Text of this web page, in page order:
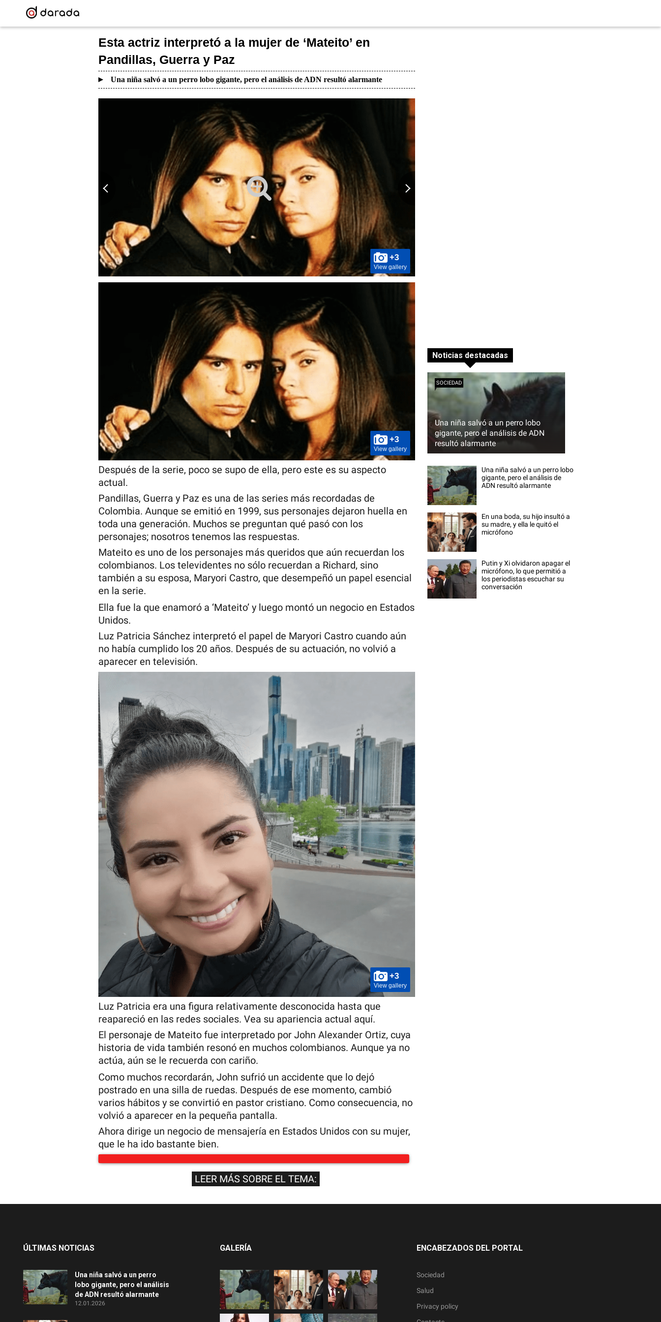
Esta actriz interpretó a la mujer de ‘Mateito’ en
Pandillas, Guerra y Paz
Una niña salvó a un perro lobo gigante, pero el análisis de ADN resultó alarmante
+3
View gallery
+3
View gallery
Después de la serie, poco se supo de ella, pero este es su aspecto
actual.
Pandillas, Guerra y Paz es una de las series más recordadas de
Colombia. Aunque se emitió en 1999, sus personajes dejaron huella en
toda una generación. Muchos se preguntan qué pasó con los
personajes; nosotros tenemos las respuestas.
Mateito es uno de los personajes más queridos que aún recuerdan los
colombianos. Los televidentes no sólo recuerdan a Richard, sino
también a su esposa, Maryori Castro, que desempeñó un papel esencial
en la serie.
Ella fue la que enamoró a ‘Mateito’ y luego montó un negocio en Estados
Unidos.
Luz Patricia Sánchez interpretó el papel de Maryori Castro cuando aún
no había cumplido los 20 años. Después de su actuación, no volvió a
aparecer en televisión.
+3
View gallery
Luz Patricia era una figura relativamente desconocida hasta que
reapareció en las redes sociales. Vea su apariencia actual aquí.
El personaje de Mateito fue interpretado por John Alexander Ortiz, cuya
historia de vida también resonó en muchos colombianos. Aunque ya no
actúa, aún se le recuerda con cariño.
Como muchos recordarán, John sufrió un accidente que lo dejó
postrado en una silla de ruedas. Después de ese momento, cambió
varios hábitos y se convirtió en pastor cristiano. Como consecuencia, no
volvió a aparecer en la pequeña pantalla.
Ahora dirige un negocio de mensajería en Estados Unidos con su mujer,
que le ha ido bastante bien.
LEER MÁS SOBRE EL TEMA:
Noticias destacadas
Una niña salvó a un perro lobo
gigante, pero el análisis de ADN
resultó alarmante
SOCIEDAD
Una niña salvó a un perro lobo
gigante, pero el análisis de
ADN resultó alarmante
En una boda, su hijo insultó a
su madre, y ella le quitó el
micrófono
Putin y Xi olvidaron apagar el
micrófono, lo que permitió a
los periodistas escuchar su
conversación
ÚLTIMAS NOTICIAS
Una niña salvó a un perro
lobo gigante, pero el análisis
de ADN resultó alarmante
12.01.2026
GALERÍA ENCABEZADOS DEL PORTAL
Sociedad
Salud
Privacy policy